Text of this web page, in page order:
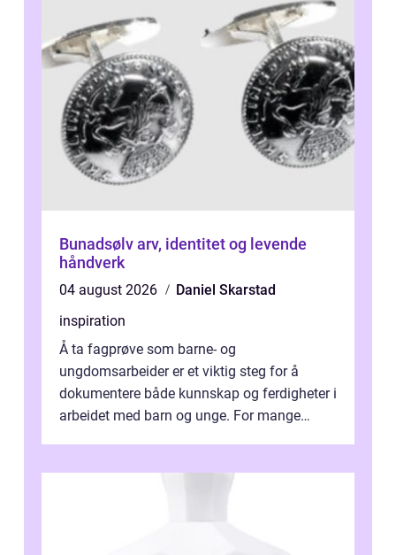
Bunadsølv arv, identitet og levende
håndverk
04 august 2026
Daniel Skarstad
inspiration
Å ta fagprøve som barne- og
ungdomsarbeider er et viktig steg for å
dokumentere både kunnskap og ferdigheter i
arbeidet med barn og unge. For mange